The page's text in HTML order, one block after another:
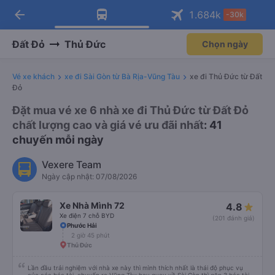
Tải app Vexere ngay!
Nhận ưu đãi thành viên độc
Mở app
Tải app Vexere
-30k/ghế khi đặt vé máy bay qua
Mở app
arrow_back 1.684k -30k
Đất Đỏ Thủ Đức Chọn ngày
Vé xe khách xe đi Sài Gòn từ Bà Rịa-Vũng Tàu
xe đi Thủ Đức từ Đất
Đỏ
Đặt mua vé xe 6 nhà xe đi Thủ Đức từ Đất Đỏ
chất lượng cao và giá vé ưu đãi nhất: 41
chuyến mỗi ngày
Vexere Team
Ngày cập nhật: 07/08/2026
Xe Nhà Mình 72
Xe điện 7 chỗ BYD
4.8
(201 đánh giá)
Phước Hải
2 giờ 45 phút
Thủ Đức
Lần đầu trải nghiệm với nhà xe này thì mình thích nhất là thái độ phục vụ